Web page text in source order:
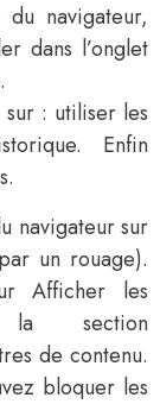
navigateur,
dans l’onglet
sur : utiliser les
Enfin
navigateur sur
un rouage).
Afficher les
la section
de contenu.
bloquer les